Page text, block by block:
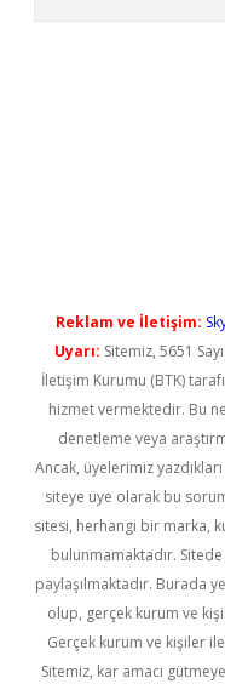
Reklam ve İletişim:
Uyarı: Sitemiz, 5651
İletişim Kurumu (BTK)
hizmet vermektedir. Bu
denetleme veya
Ancak, üyelerimiz
siteye üye olarak bu
sitesi, herhangi bir marka,
bulunmamaktadır. Sitede
paylaşılmaktadır. Burada
olup, gerçek kurum ve
Gerçek kurum ve kişiler
Sitemiz, kar amacı